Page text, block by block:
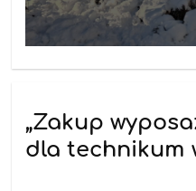
„Zakup
dla technikum